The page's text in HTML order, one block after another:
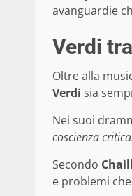
avanguardie
Verdi
Oltre alla
Verdi sia
Nei suoi
coscienza
Secondo
e problemi